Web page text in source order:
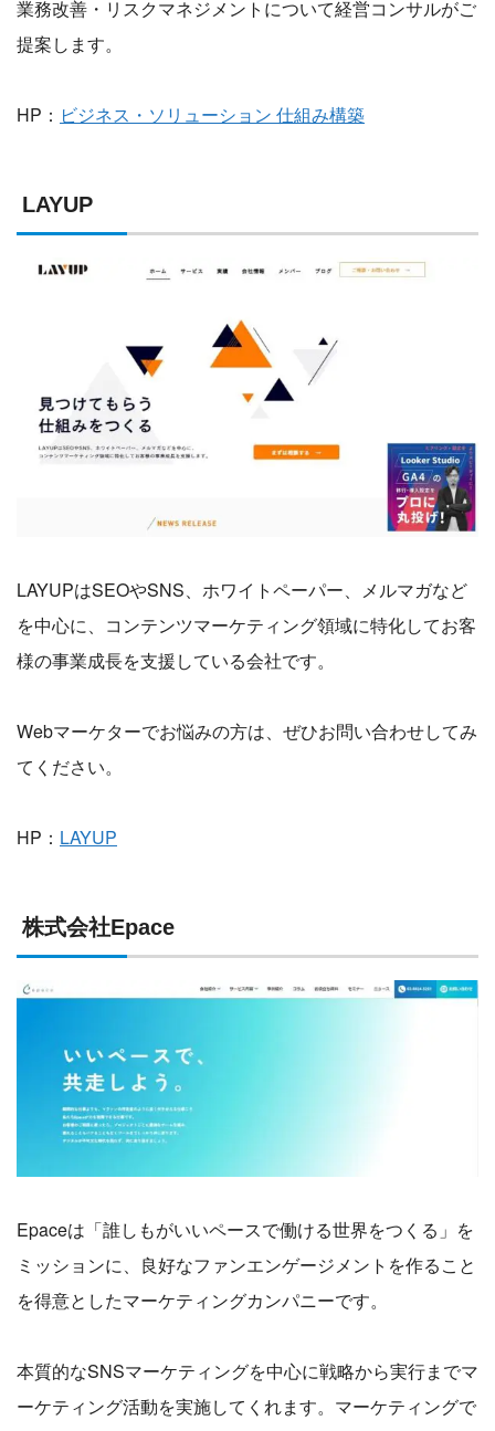
業務改善・リスクマネジメントについて経営コンサルがご
提案します。
HP： ビジネス・ソリューション 仕組み構築
LAYUP
LAYUPはSEOやSNS、ホワイトペーパー、メルマガなど
を中心に、コンテンツマーケティング領域に特化してお客
様の事業成長を支援している会社です。
Webマーケターでお悩みの方は、ぜひお問い合わせしてみ
てください。
HP： LAYUP
株式会社Epace
Epaceは「誰しもがいいペースで働ける世界をつくる」を
ミッションに、良好なファンエンゲージメントを作ること
を得意としたマーケティングカンパニーです。
本質的なSNSマーケティングを中心に戦略から実行までマ
ーケティング活動を実施してくれます。マーケティングで